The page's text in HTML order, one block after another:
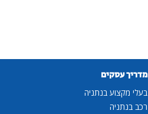
מדריך עסקים
בעלי מקצוע בנתניה
רכב בנתניה